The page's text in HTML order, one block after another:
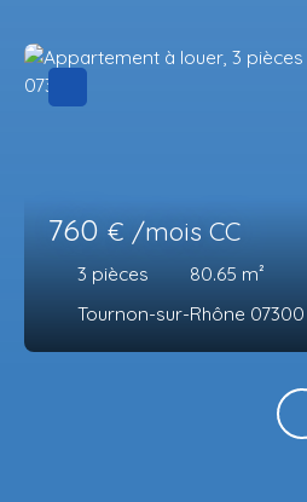
760 € /mois CC
3 pièces 80.65 m²
Tournon-sur-Rhône 07300